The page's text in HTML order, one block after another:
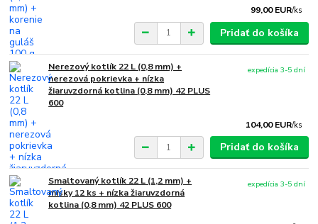
99,00 EUR/ks
Pridať do košíka
Nerezový kotlík 22 L (0,8 mm) +
nerezová pokrievka + nízka
žiaruvzdorná kotlina (0,8 mm) 42 PLUS
600
104,00 EUR/ks
expedícia 3-5 dní
Pridať do košíka
Smaltovaný kotlík 22 L (1,2 mm) +
misky 12 ks + nízka žiaruvzdorná
kotlina (0,8 mm) 42 PLUS 600
expedícia 3-5 dní